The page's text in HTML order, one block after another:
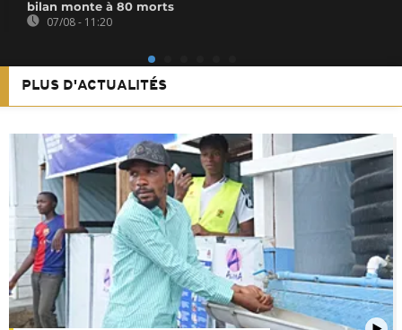
bilan monte à 80 morts
07/08 - 11:20
PLUS D'ACTUALITÉS